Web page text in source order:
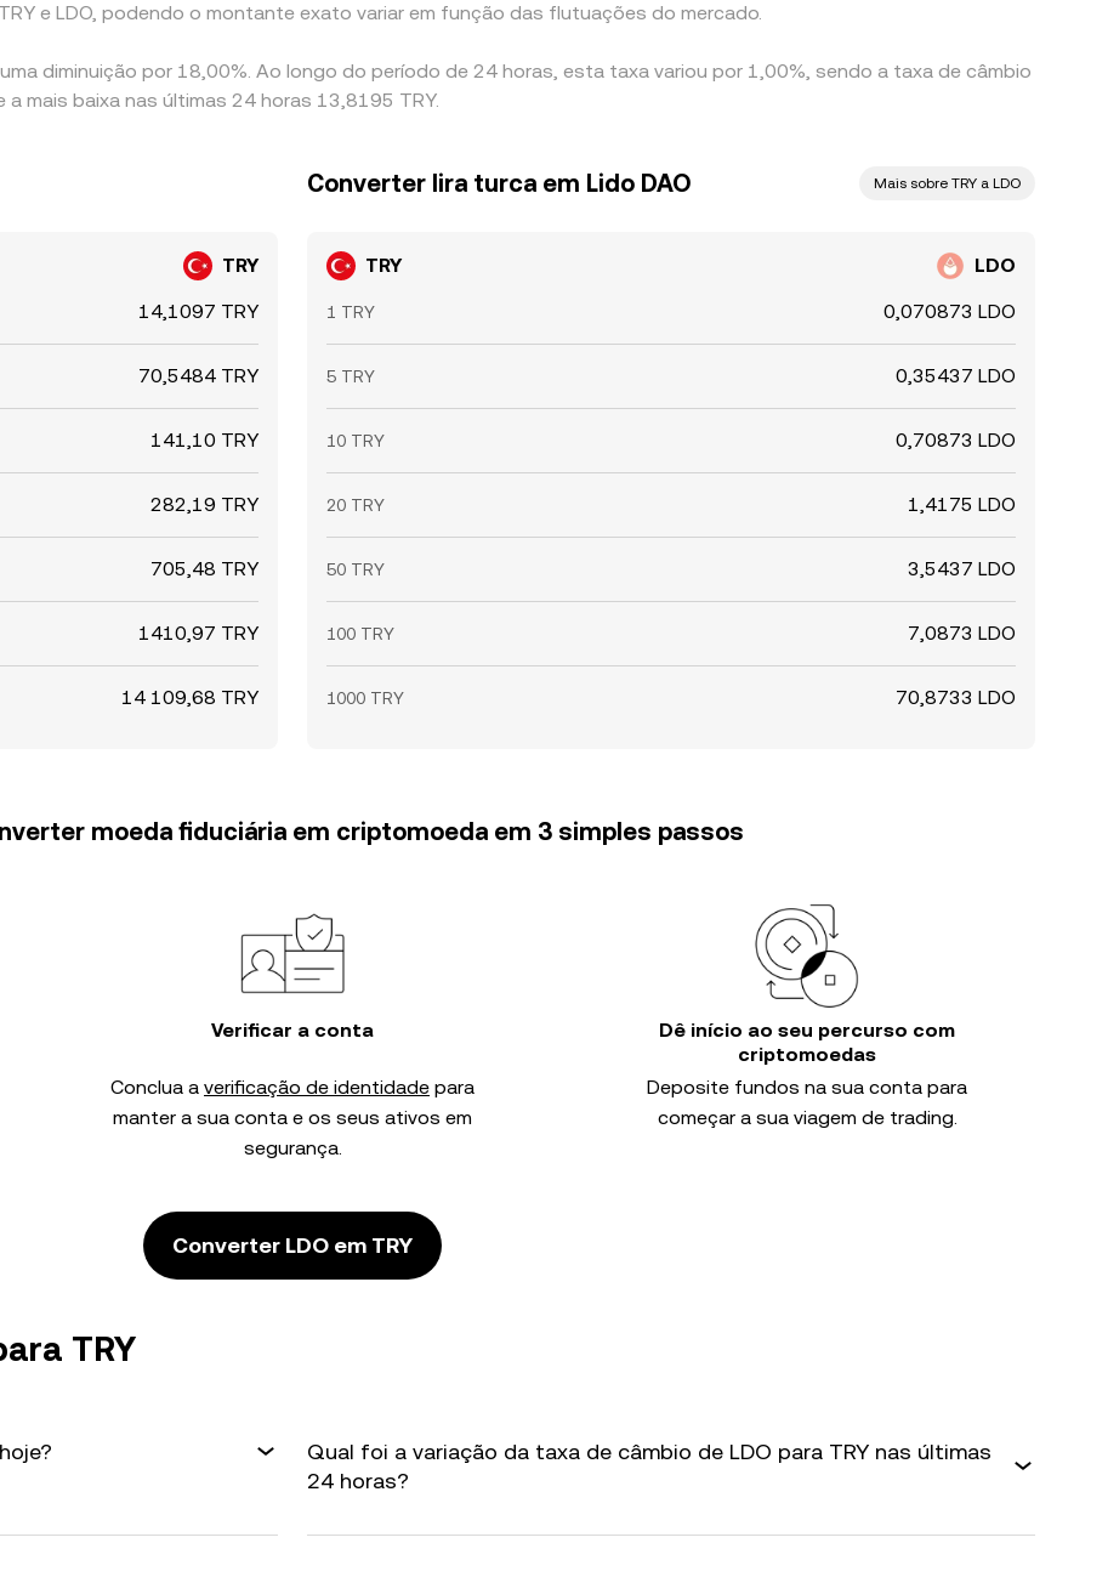
e LDO, podendo o montante exato variar em função das flutuações do mercado.
diminuição por 18,00%. Ao longo do período de 24 horas, esta taxa variou por 1,00%, sendo a taxa de câmbio
mais baixa nas últimas 24 horas 13,8195 TRY.
TRY
14,1097 TRY
70,5484 TRY
141,10 TRY
282,19 TRY
705,48 TRY
1410,97 TRY
14 109,68 TRY
Converter lira turca em Lido DAO Mais sobre TRY a LDO
TRY LDO
1 TRY 0,070873 LDO
5 TRY 0,35437 LDO
10 TRY 0,70873 LDO
20 TRY 1,4175 LDO
50 TRY 3,5437 LDO
100 TRY 7,0873 LDO
1000 TRY 70,8733 LDO
moeda fiduciária em criptomoeda em 3 simples passos
Verificar a conta
Conclua a verificação de identidade para
manter a sua conta e os seus ativos em
segurança.
Dê início ao seu percurso com
criptomoedas
Deposite fundos na sua conta para
começar a sua viagem de trading.
Converter LDO em TRY
TRY
Qual foi a variação da taxa de câmbio de LDO para TRY nas últimas
24 horas?